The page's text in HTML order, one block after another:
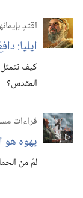
اقتدِ
ايليا:‏
كيف
المقدس؟‏
قراءات
يهوه هو
لمَ من